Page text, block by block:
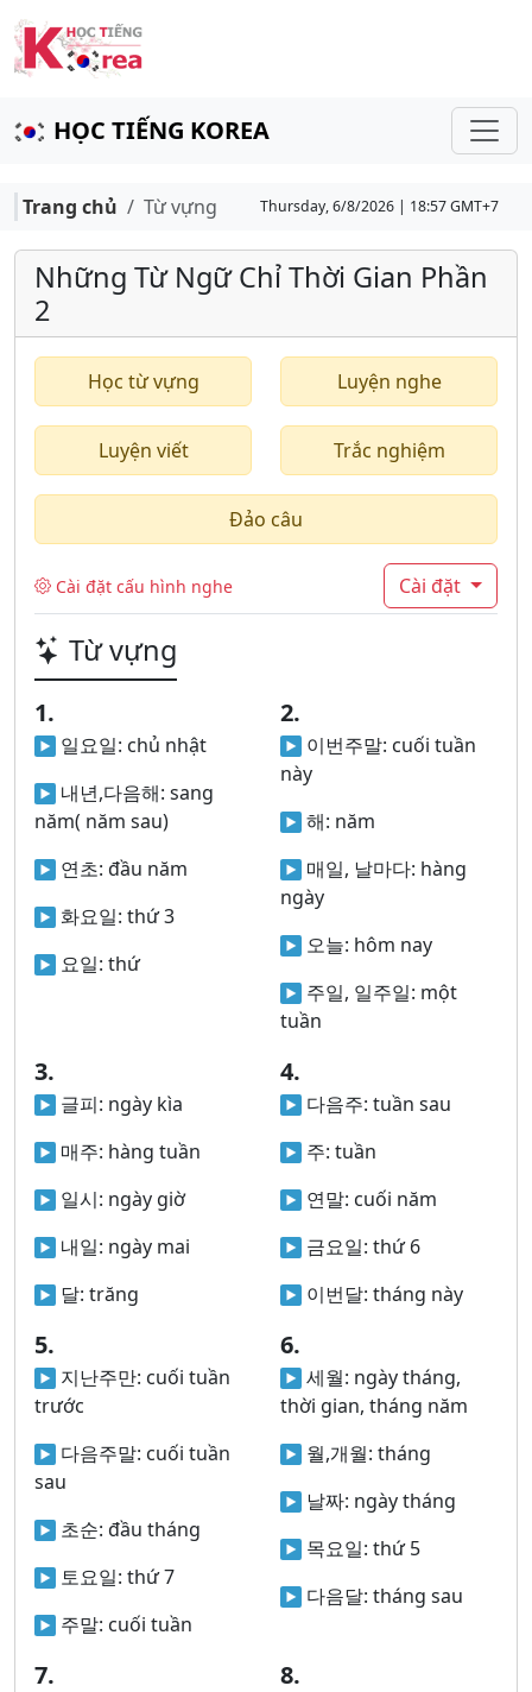
HỌC TIẾNG KOREA
Trang chủ Từ vựng Thursday, 6/8/2026 | 18:57 GMT+7
Những Từ Ngữ Chỉ Thời Gian Phần
2
Học từ vựng Luyện nghe
Luyện viết Trắc nghiệm
Đảo câu
Cài đặt cấu hình nghe Cài đặt
Từ vựng
1.
일요일: chủ nhật
내년,다음해: sang
năm( năm sau)
연초: đầu năm
화요일: thứ 3
요일: thứ
2.
이번주말: cuối tuần
này
해: năm
매일, 날마다: hàng
ngày
오늘: hôm nay
주일, 일주일: một
tuần
3.
글피: ngày kìa
매주: hàng tuần
일시: ngày giờ
내일: ngày mai
달: trăng
4.
다음주: tuần sau
주: tuần
연말: cuối năm
금요일: thứ 6
이번달: tháng này
5.
지난주만: cuối tuần
trước
다음주말: cuối tuần
sau
초순: đầu tháng
토요일: thứ 7
주말: cuối tuần
6.
세월: ngày tháng,
thời gian, tháng năm
월,개월: tháng
날짜: ngày tháng
목요일: thứ 5
다음달: tháng sau
7. 8.